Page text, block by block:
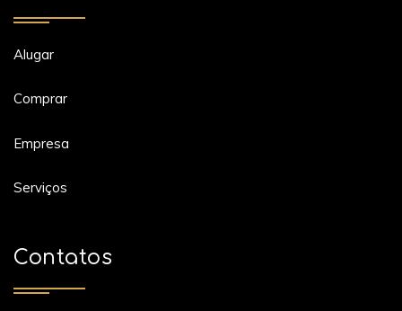
Alugar
Comprar
Empresa
Serviços
Contatos